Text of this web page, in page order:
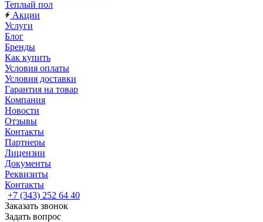
Теплый пол
Акции
Услуги
Блог
Бренды
Как купить
Условия оплаты
Условия доставки
Гарантия на товар
Компания
Новости
Отзывы
Контакты
Партнеры
Лицензии
Документы
Реквизиты
Контакты
+7 (343) 252 64 40
Заказать звонок
Задать вопрос